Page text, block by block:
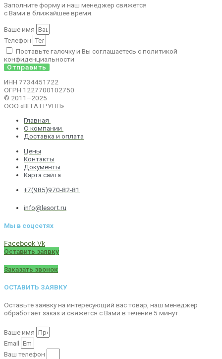
Заполните форму и наш менеджер свяжется
с Вами в ближайшее время.
Ваше имя
Телефон
Поставьте галочку и Вы соглашаетесь с политикой
конфиденциальности
Отправить
ИНН 7734451722
ОГРН 1227700102750
© 2011–2025
ООО «ВЕГА ГРУПП»
Главная
О компании
Доставка и оплата
Цены
Контакты
Документы
Карта сайта
+7(985)970-82-81
info@lesort.ru
Мы в соцсетях
Facebook Vk
Оставить заявку
Заказать звонок
ОСТАВИТЬ ЗАЯВКУ
Оставьте заявку на интересующий вас товар, наш менеджер
обработает заказ и свяжется с Вами в течение 5 минут.
Ваше имя
Email
Ваш телефон